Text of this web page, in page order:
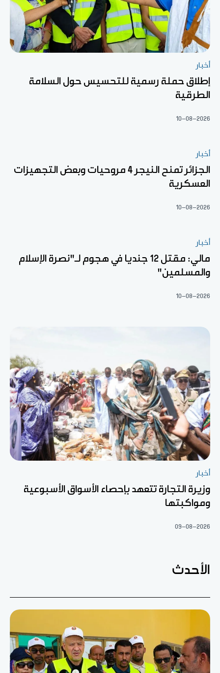
أخبار
إطلاق حملة رسمية للتحسيس حول السلامة
الطرقية
10-08-2026
أخبار
الجزائر تمنح النيجر 4 مروحيات وبعض التجهيزات
العسكرية
10-08-2026
أخبار
مالي: مقتل 12 جنديا في هجوم لـ"نصرة الإسلام
والمسلمين"
10-08-2026
أخبار
وزيرة التجارة تتعهد بإحصاء الأسواق الأسبوعية
ومواكبتها
09-08-2026
الأحدث